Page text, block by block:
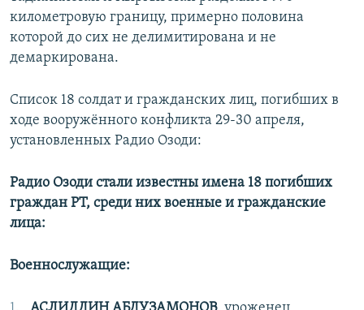
километровую границу, примерно половина
которой до сих не делимитирована и не
демаркирована.
Список 18 солдат и гражданских лиц, погибших в
ходе вооружённого конфликта 29-30 апреля,
установленных Радио Озоди:
Радио Озоди стали известны имена 18 погибших
граждан РТ, среди них военные и гражданские
лица:
Военнослужащие: